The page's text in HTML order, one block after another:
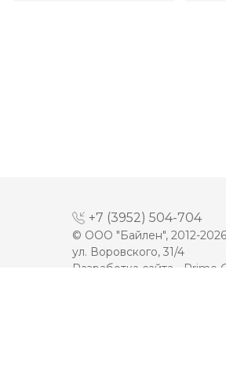
+7 (3952) 504-704
© ООО "Байлен", 2012-2026
ул. Воровского, 31/4
Разработка сайта -
Prime